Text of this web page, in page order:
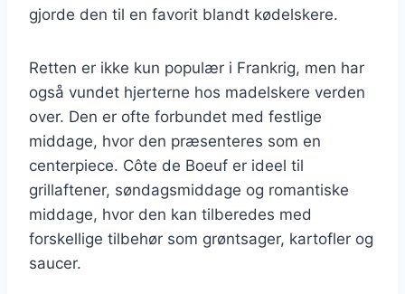
gjorde den til en favorit blandt kødelskere.
Retten er ikke kun populær i Frankrig, men har
også vundet hjerterne hos madelskere verden
over. Den er ofte forbundet med festlige
middage, hvor den præsenteres som en
centerpiece. Côte de Boeuf er ideel til
grillaftener, søndagsmiddage og romantiske
middage, hvor den kan tilberedes med
forskellige tilbehør som grøntsager, kartofler og
saucer.